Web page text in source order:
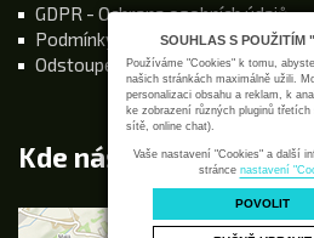
SOUHLAS S POUŽITÍM
Používáme "Cookies" k tomu,
našich stránkách maximálně užili.
personalizaci obsahu a reklam, k
ke zobrazení různých pluginů třetích
sítě, online chat).
Vaše nastavení "Cookies" a další
stránce nastavení
POVOLIT
GDPR - Ochrana osobních údajů
Podmínky používání stránek
Odstoupení od kupní smlouvy
Kde nás najdete